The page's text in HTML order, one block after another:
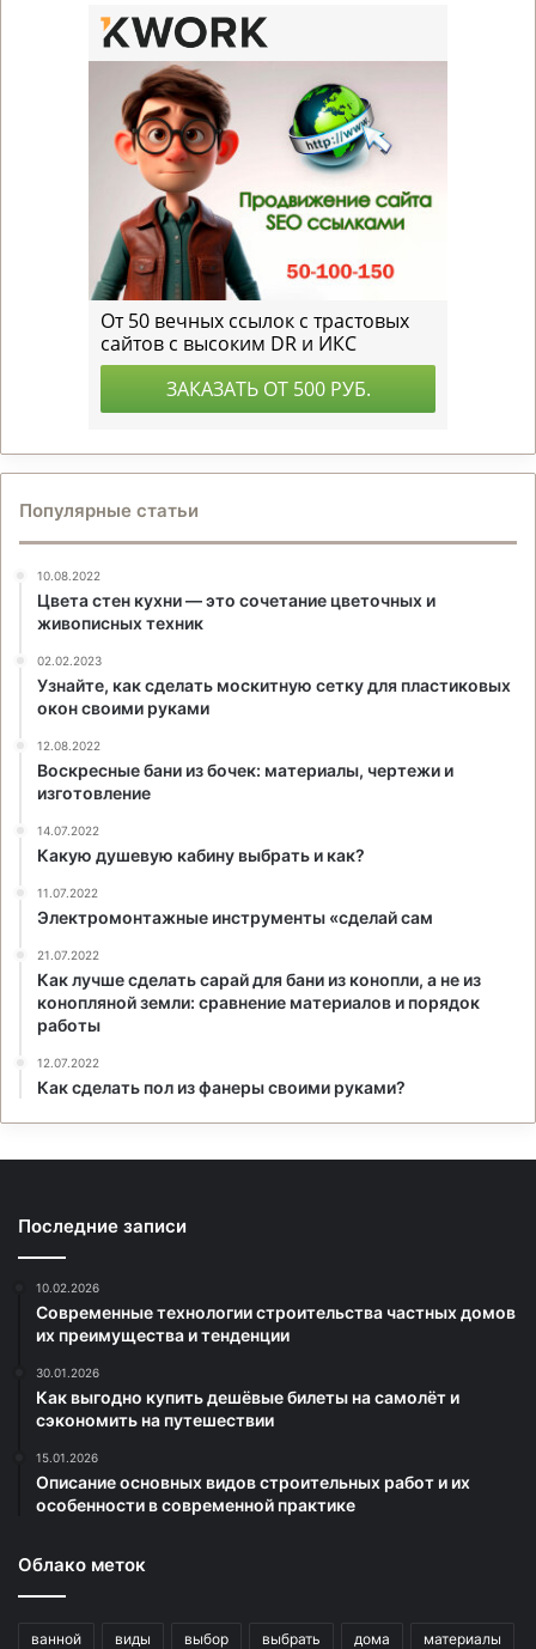
Популярные статьи
10.08.2022
Цвета стен кухни — это сочетание цветочных и
живописных техник
02.02.2023
Узнайте, как сделать москитную сетку для пластиковых
окон своими руками
12.08.2022
Воскресные бани из бочек: материалы, чертежи и
изготовление
14.07.2022
Какую душевую кабину выбрать и как?
11.07.2022
Электромонтажные инструменты «сделай сам
21.07.2022
Как лучше сделать сарай для бани из конопли, а не из
конопляной земли: сравнение материалов и порядок
работы
12.07.2022
Как сделать пол из фанеры своими руками?
Последние записи
10.02.2026
Современные технологии строительства частных домов
их преимущества и тенденции
30.01.2026
Как выгодно купить дешёвые билеты на самолёт и
сэкономить на путешествии
15.01.2026
Описание основных видов строительных работ и их
особенности в современной практике
Облако меток
ванной виды выбор выбрать дома материалы